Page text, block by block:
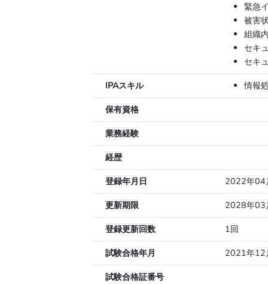
緊急
被害
組織
セキ
セキ
IPAスキル
情報
保有資格
業務経験
経歴
登録年月日
2022年04
更新期限
2028年03
登録更新回数
1回
試験合格年月
2021年12
試験合格証番号